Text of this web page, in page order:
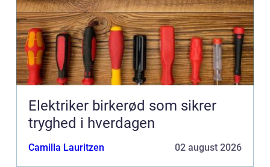
Elektriker birkerød som sikrer
tryghed i hverdagen
Camilla Lauritzen 02 august 2026